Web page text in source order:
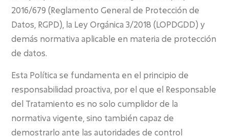
2016/679 (Reglamento General de Protección de
Datos, RGPD), la Ley Orgánica 3/2018 (LOPDGDD) y
demás normativa aplicable en materia de protección
de datos.
Esta Política se fundamenta en el principio de
responsabilidad proactiva, por el que el Responsable
del Tratamiento es no solo cumplidor de la
normativa vigente, sino también capaz de
demostrarlo ante las autoridades de control